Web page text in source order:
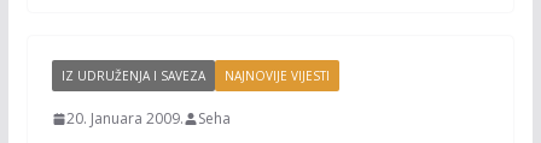
k k
IZ UDRUŽENJA I SAVEZA NAJNOVIJE VIJESTI
20. Januara 2009. Seha